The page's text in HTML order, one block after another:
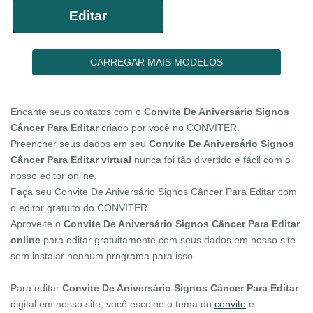
Editar
CARREGAR MAIS MODELOS
Encante seus contatos com o Convite De Aniversário Signos
Câncer Para Editarcriado por você no CONVITER.
Preencher seus dados em seu Convite De Aniversário Signos
Câncer Para Editar virtual nunca foi tão divertido e fácil com o
nosso editor online.
Faça seu Convite De Aniversário Signos Câncer Para Editar com
o editor gratuito do CONVITER
Aproveite o Convite De Aniversário Signos Câncer Para Editar
online para editar gratuitamente com seus dados em nosso site
sem instalar nenhum programa para isso.
Para editar Convite De Aniversário Signos Câncer Para Editar
digital em nosso site, você escolhe o tema do convite e